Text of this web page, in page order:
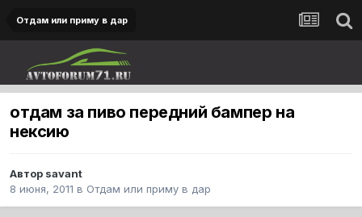
Отдам или приму в дар
отдам за пиво передний бампер на
нексию
Автор savant
8 июня, 2011 в Отдам или приму в дар